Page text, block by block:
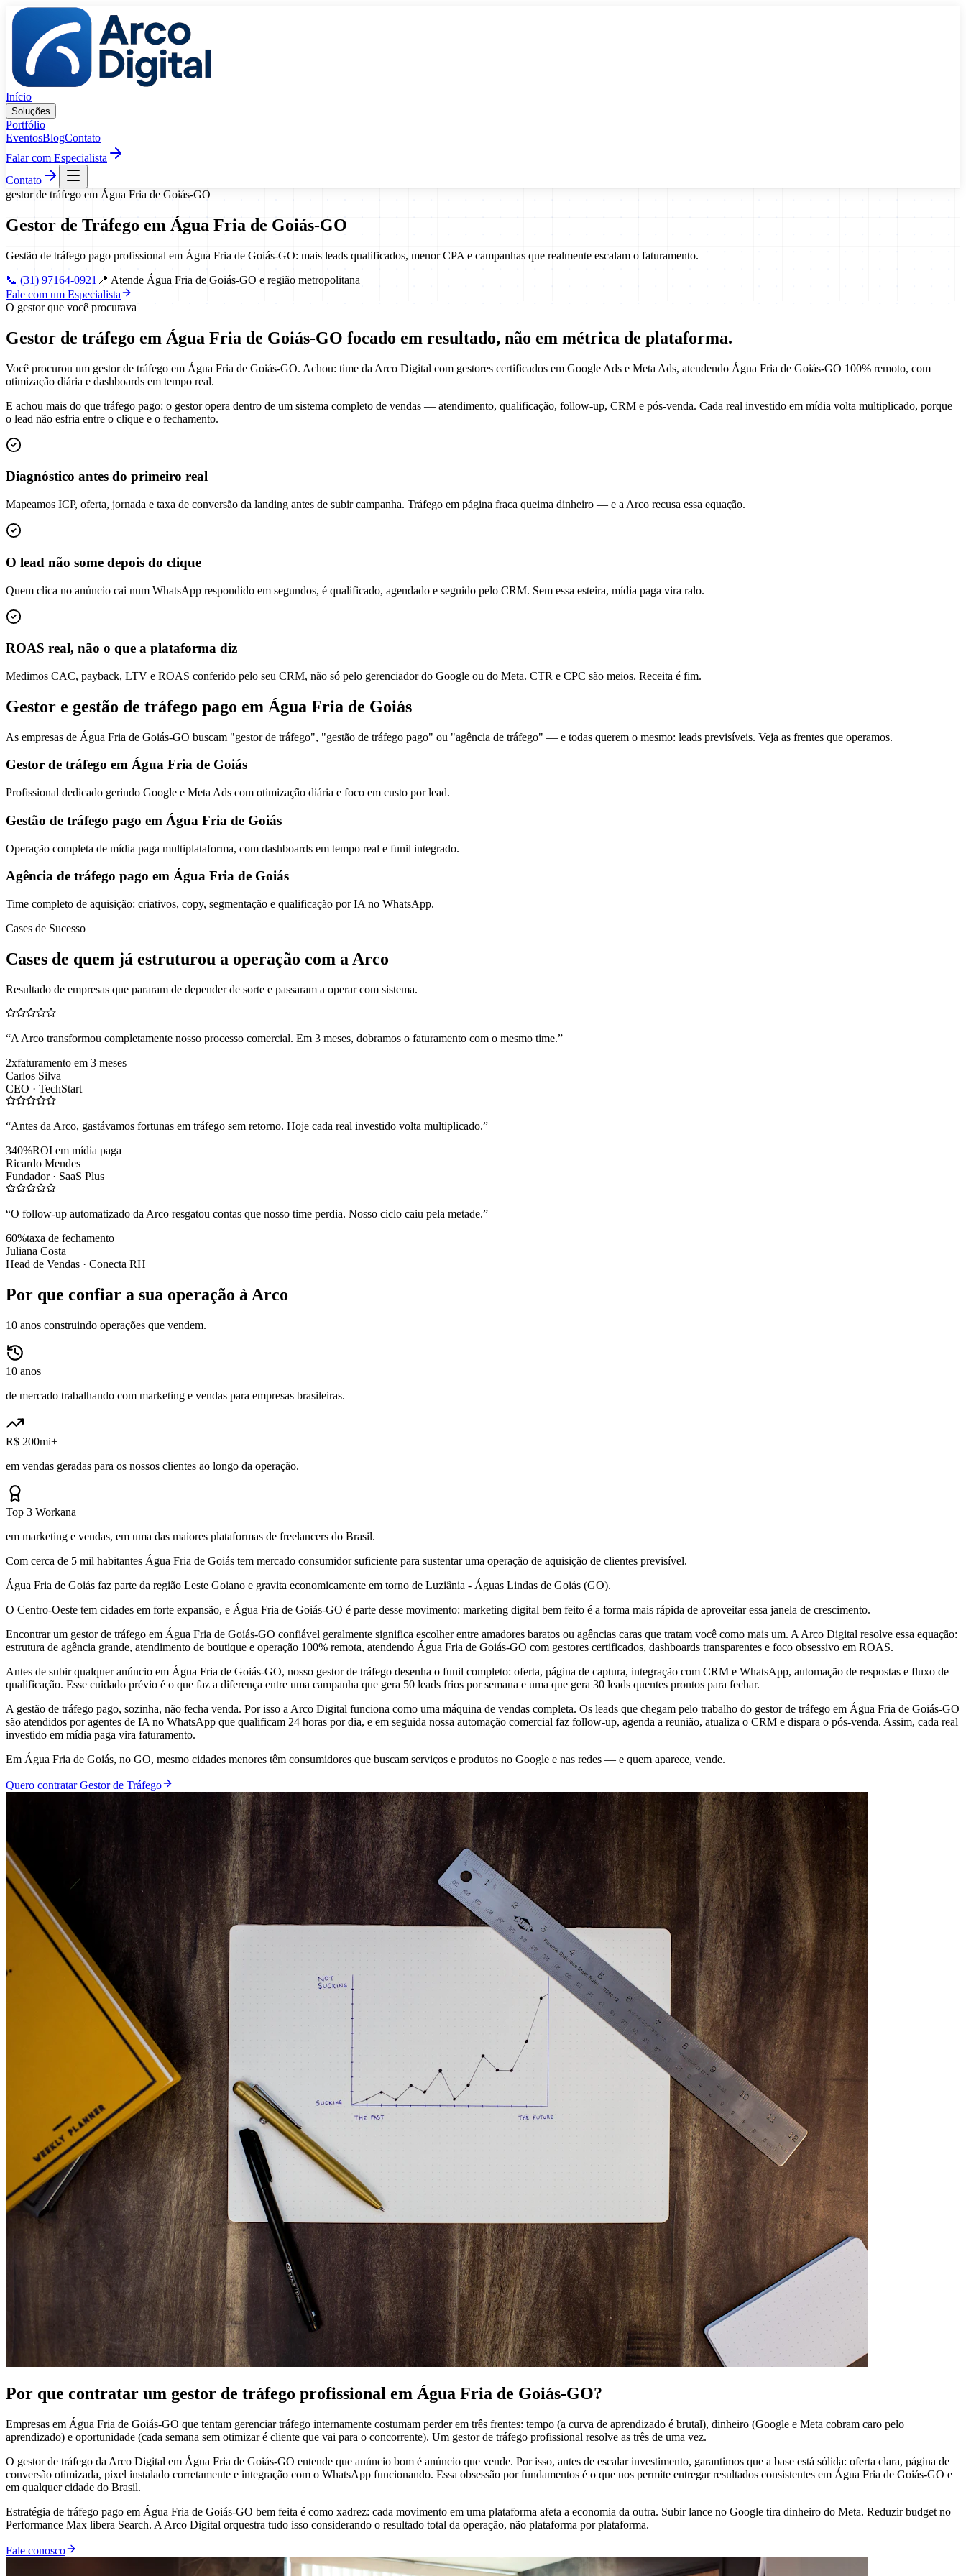
Pular para o conteúdo
Início
Soluções
Portfólio
EventosBlogContato
Falar com Especialista
Contato
gestor de tráfego em Água Fria de Goiás-GO
Gestor de Tráfego em Água Fria de Goiás-GO
Gestão de tráfego pago profissional em Água Fria de Goiás-GO: mais leads qualificados, menor CPA e campanhas que realmente escalam o faturamento.
📞 (31) 97164-0921 📍 Atende Água Fria de Goiás-GO e região metropolitana
Fale com um Especialista
O gestor que você procurava
Gestor de tráfego em Água Fria de Goiás-GO focado em resultado, não em métrica de plataforma.
Você procurou um gestor de tráfego em Água Fria de Goiás-GO. Achou: time da Arco Digital com gestores certificados em Google Ads e Meta Ads, atendendo Água Fria de Goiás-GO 100% remoto, com
otimização diária e dashboards em tempo real.
E achou mais do que tráfego pago: o gestor opera dentro de um sistema completo de vendas — atendimento, qualificação, follow-up, CRM e pós-venda. Cada real investido em mídia volta multiplicado, porque
o lead não esfria entre o clique e o fechamento.
Diagnóstico antes do primeiro real
Mapeamos ICP, oferta, jornada e taxa de conversão da landing antes de subir campanha. Tráfego em página fraca queima dinheiro — e a Arco recusa essa equação.
O lead não some depois do clique
Quem clica no anúncio cai num WhatsApp respondido em segundos, é qualificado, agendado e seguido pelo CRM. Sem essa esteira, mídia paga vira ralo.
ROAS real, não o que a plataforma diz
Medimos CAC, payback, LTV e ROAS conferido pelo seu CRM, não só pelo gerenciador do Google ou do Meta. CTR e CPC são meios. Receita é fim.
Gestor e gestão de tráfego pago em Água Fria de Goiás
As empresas de Água Fria de Goiás-GO buscam "gestor de tráfego", "gestão de tráfego pago" ou "agência de tráfego" — e todas querem o mesmo: leads previsíveis. Veja as frentes que operamos.
Gestor de tráfego em Água Fria de Goiás
Profissional dedicado gerindo Google e Meta Ads com otimização diária e foco em custo por lead.
Gestão de tráfego pago em Água Fria de Goiás
Operação completa de mídia paga multiplataforma, com dashboards em tempo real e funil integrado.
Agência de tráfego pago em Água Fria de Goiás
Time completo de aquisição: criativos, copy, segmentação e qualificação por IA no WhatsApp.
Cases de Sucesso
Cases de quem já estruturou a operação com a Arco
Resultado de empresas que pararam de depender de sorte e passaram a operar com sistema.
“A Arco transformou completamente nosso processo comercial. Em 3 meses, dobramos o faturamento com o mesmo time.”
2xfaturamento em 3 meses
Carlos Silva
CEO · TechStart
“Antes da Arco, gastávamos fortunas em tráfego sem retorno. Hoje cada real investido volta multiplicado.”
340%ROI em mídia paga
Ricardo Mendes
Fundador · SaaS Plus
“O follow-up automatizado da Arco resgatou contas que nosso time perdia. Nosso ciclo caiu pela metade.”
60%taxa de fechamento
Juliana Costa
Head de Vendas · Conecta RH
Por que confiar a sua operação à Arco
10 anos construindo operações que vendem.
10 anos
de mercado trabalhando com marketing e vendas para empresas brasileiras.
R$ 200mi+
em vendas geradas para os nossos clientes ao longo da operação.
Top 3 Workana
em marketing e vendas, em uma das maiores plataformas de freelancers do Brasil.
Com cerca de 5 mil habitantes Água Fria de Goiás tem mercado consumidor suficiente para sustentar uma operação de aquisição de clientes previsível.
Água Fria de Goiás faz parte da região Leste Goiano e gravita economicamente em torno de Luziânia - Águas Lindas de Goiás (GO).
O Centro-Oeste tem cidades em forte expansão, e Água Fria de Goiás-GO é parte desse movimento: marketing digital bem feito é a forma mais rápida de aproveitar essa janela de crescimento.
Encontrar um gestor de tráfego em Água Fria de Goiás-GO confiável geralmente significa escolher entre amadores baratos ou agências caras que tratam você como mais um. A Arco Digital resolve essa equação:
estrutura de agência grande, atendimento de boutique e operação 100% remota, atendendo Água Fria de Goiás-GO com gestores certificados, dashboards transparentes e foco obsessivo em ROAS.
Antes de subir qualquer anúncio em Água Fria de Goiás-GO, nosso gestor de tráfego desenha o funil completo: oferta, página de captura, integração com CRM e WhatsApp, automação de respostas e fluxo de
qualificação. Esse cuidado prévio é o que faz a diferença entre uma campanha que gera 50 leads frios por semana e uma que gera 30 leads quentes prontos para fechar.
A gestão de tráfego pago, sozinha, não fecha venda. Por isso a Arco Digital funciona como uma máquina de vendas completa. Os leads que chegam pelo trabalho do gestor de tráfego em Água Fria de Goiás-GO
são atendidos por agentes de IA no WhatsApp que qualificam 24 horas por dia, e em seguida nossa automação comercial faz follow-up, agenda a reunião, atualiza o CRM e dispara o pós-venda. Assim, cada real
investido em mídia paga vira faturamento.
Em Água Fria de Goiás, no GO, mesmo cidades menores têm consumidores que buscam serviços e produtos no Google e nas redes — e quem aparece, vende.
Quero contratar Gestor de Tráfego
Por que contratar um gestor de tráfego profissional em Água Fria de Goiás-GO?
Empresas em Água Fria de Goiás-GO que tentam gerenciar tráfego internamente costumam perder em três frentes: tempo (a curva de aprendizado é brutal), dinheiro (Google e Meta cobram caro pelo
aprendizado) e oportunidade (cada semana sem otimizar é cliente que vai para o concorrente). Um gestor de tráfego profissional resolve as três de uma vez.
O gestor de tráfego da Arco Digital em Água Fria de Goiás-GO entende que anúncio bom é anúncio que vende. Por isso, antes de escalar investimento, garantimos que a base está sólida: oferta clara, página de
conversão otimizada, pixel instalado corretamente e integração com o WhatsApp funcionando. Essa obsessão por fundamentos é o que nos permite entregar resultados consistentes em Água Fria de Goiás-GO e
em qualquer cidade do Brasil.
Estratégia de tráfego pago em Água Fria de Goiás-GO bem feita é como xadrez: cada movimento em uma plataforma afeta a economia da outra. Subir lance no Google tira dinheiro do Meta. Reduzir budget no
Performance Max libera Search. A Arco Digital orquestra tudo isso considerando o resultado total da operação, não plataforma por plataforma.
Fale conosco